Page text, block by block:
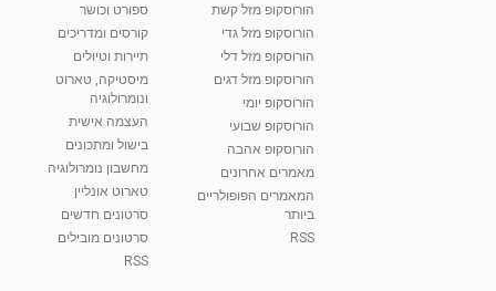
01:37
2,738 צפיות
01:46
רנה רז-גילו -טיפול אנרגטי ויעוץ רוחני - נומרולוגית
2,314 צפיות
05:37
סודות בתאריך הלידה, משמעות חודש הלידה -
ינואר זינה ליבשיץ נומרולוגית
ליסה גרוסמן - המרכז לאימון התנהגותי - קשב
הורוסקופ מזל קשת
הורוסקופ מזל גדי
הורוסקופ מזל דלי
הורוסקופ מזל דגים
הורוסקופ יומי
הורוסקופ שבועי
הורוסקופ אהבה
מאמרים אחרונים
המאמרים הפופולריים
ביותר
RSS
ספורט וכושר
קורסים ומדריכים
תיירות וטיולים
מיסטיקה, טארוט
ונומרולוגיה
העצמה אישית
בישול ומתכונים
מחשבון נומרולוגיה
טארוט אונליין
סרטונים חדשים
סרטונים מובילים
RSS